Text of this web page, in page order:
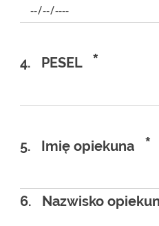
4. PESEL *
5. Imię opiekuna *
6. Nazwisko